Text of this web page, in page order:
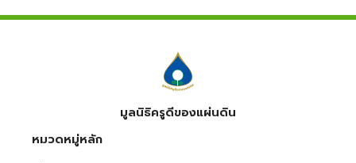
มูลนิธิครูดีของแผ่นดิน
หมวดหมู่หลัก